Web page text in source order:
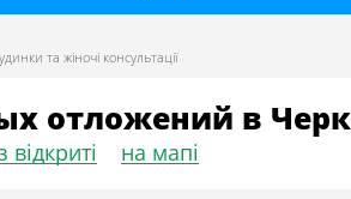
та жіночі консультації
отложений в
відкриті на мапі